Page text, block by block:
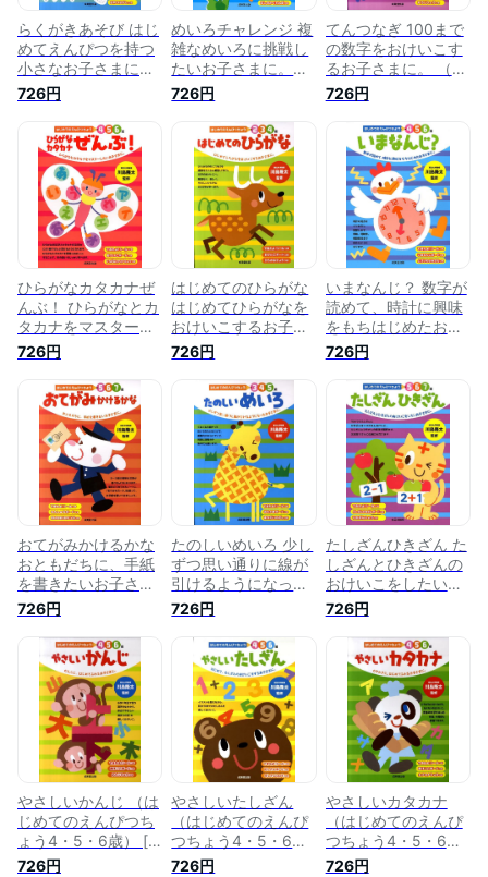
らくがきあそび はじ
めてえんぴつを持つ
小さなお子さまに。
（はじめてのえんぴ
つちょう2・3・4
歳） [ 川島隆太 ]
726円
めいろチャレンジ 複
雑なめいろに挑戦し
たいお子さまに。
（はじめてのえんぴ
つちょう5・6・7
歳） [ 川島隆太 ]
726円
てんつなぎ 100まで
の数字をおけいこす
るお子さまに。 （は
じめてのえんぴつち
ょう4・5・6歳） [
川島隆太 ]
726円
ひらがなカタカナぜ
んぶ！ ひらがなとカ
タカナをマスターし
たいお子さまに。
（はじめてのえんぴ
つちょう4・5・6
歳） [ 川島隆太 ]
726円
はじめてのひらがな
はじめてひらがなを
おけいこするお子さ
まに。 （はじめての
えんぴつちょう2・
3・4歳） [ 川島隆太
726円
いまなんじ？ 数字が
読めて、時計に興味
をもちはじめたお子
さまに。 （はじめて
のえんぴつちょう
4・5・6歳） [ 川島
隆太 ]
726円
おてがみかけるかな
おともだちに、手紙
を書きたいお子さま
に。 （はじめてのえ
んぴつちょう5・6・
7歳） [ 川島隆太 ]
726円
たのしいめいろ 少し
ずつ思い通りに線が
引けるようになった
お子さまに （はじめ
てのえんぴつちょう
3・4・5歳） [ 川島
隆太 ]
726円
たしざんひきざん た
しざんとひきざんの
おけいこをしたいお
子さまに。 （はじめ
てのえんぴつちょう
5・6・7歳） [ 川島
隆太 ]
726円
やさしいかんじ （は
じめてのえんぴつち
ょう4・5・6歳） [
川島隆太 ]
726円
やさしいたしざん
（はじめてのえんぴ
つちょう4・5・6
歳） [ 川島隆太 ]
726円
やさしいカタカナ
（はじめてのえんぴ
つちょう4・5・6
歳） [ 川島隆太 ]
726円